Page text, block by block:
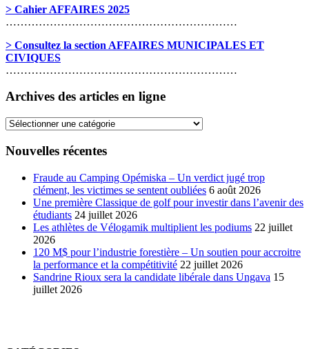
> Cahier AFFAIRES 2025
………………………………………………………
> Consultez la section AFFAIRES MUNICIPALES ET
CIVIQUES
………………………………………………………
Archives des articles en ligne
Archives
articles
Nouvelles récentes
Fraude au Camping Opémiska – Un verdict jugé trop
clément, les victimes se sentent oubliées 6 août 2026
Une première Classique de golf pour investir dans l’avenir des
étudiants 24 juillet 2026
Les athlètes de Vélogamik multiplient les podiums 22 juillet
2026
120 M$ pour l’industrie forestière – Un soutien pour accroitre
la performance et la compétitivité 22 juillet 2026
Sandrine Rioux sera la candidate libérale dans Ungava 15
juillet 2026